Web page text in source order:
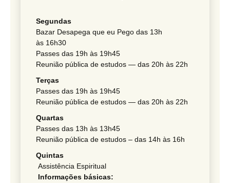
Segundas
Bazar Desapega que eu Pego das 13h
às 16h30
Passes das 19h às 19h45
Reunião pública de estudos — das 20h às 22h
Terças
Passes das 19h às 19h45
Reunião pública de estudos — das 20h às 22h
Quartas
Passes das 13h às 13h45
Reunião pública de estudos – das 14h às 16h
Quintas
Assis­tência Espiritual
Infor­ma­ções básicas: